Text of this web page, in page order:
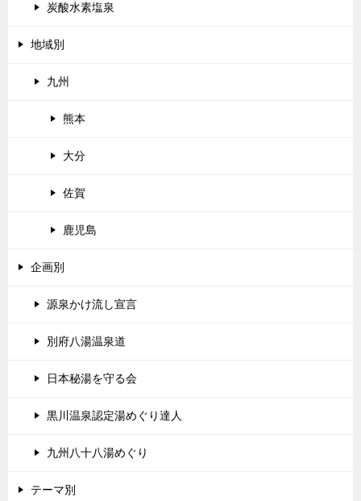
炭酸水素塩泉
地域別
九州
熊本
大分
佐賀
鹿児島
企画別
源泉かけ流し宣言
別府八湯温泉道
日本秘湯を守る会
黒川温泉認定湯めぐり達人
九州八十八湯めぐり
テーマ別